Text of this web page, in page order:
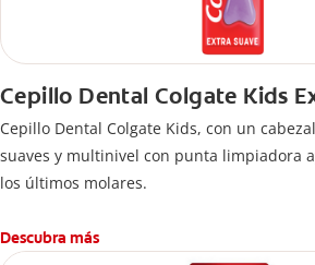
Cepillo Dental Colgate Kids
Cepillo Dental Colgate Kids, con un
suaves y multinivel con punta limpiadora
los últimos molares.
Descubra más